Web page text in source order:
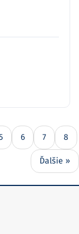
6 7 8
Ďalšie »